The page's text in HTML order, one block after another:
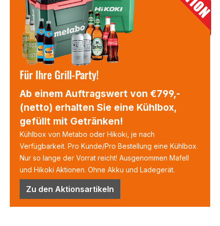
Für Ihre Grill-Party!
Ab einem Auftragswert von €799,-
(netto) erhalten Sie eine Kühlbox,
gefüllt mit Getränken!
Kühlbox von Metabo oder Hikoki, je nach
Verfügbarkeit. Pro Kunde/Pro Bestellung eine Kühlbox.
Nur so lange der Vorrat reicht! Ausgenommen Mafell
und Hikoki Aktionen. Ohne Akku und Ladegerät.
Zu den Aktionsartikeln